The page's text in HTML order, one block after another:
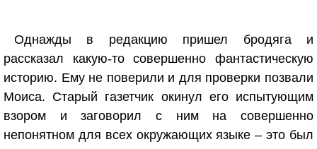
Однажды в редакцию пришел бродяга и
рассказал какую-то совершенно фантастическую
историю. Ему не поверили и для проверки позвали
Моиса. Старый газетчик окинул его испытующим
взором и заговорил с ним на совершенно
непонятном для всех окружающих языке – это был